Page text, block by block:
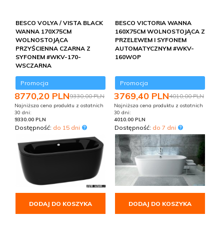
BESCO VOLYA / VISTA BLACK
WANNA 170X75CM
WOLNOSTOJĄCA
PRZYŚCIENNA CZARNA Z
SYFONEM #WKV-170-
WSCZARNA
Promocja
8770,20 PLN9330,00 PLN
Najniższa cena produktu z ostatnich
30 dni:
9330.00 PLN
Dostępność: do 15 dni
DODAJ DO KOSZYKA
BESCO VICTORIA WANNA
160X75CM WOLNOSTOJĄCA Z
PRZELEWEM I SYFONEM
AUTOMATYCZNYM #WKV-
160WOP
Promocja
3769,40 PLN4010,00 PLN
Najniższa cena produktu z ostatnich
30 dni:
4010.00 PLN
Dostępność: do 7 dni
DODAJ DO KOSZYKA